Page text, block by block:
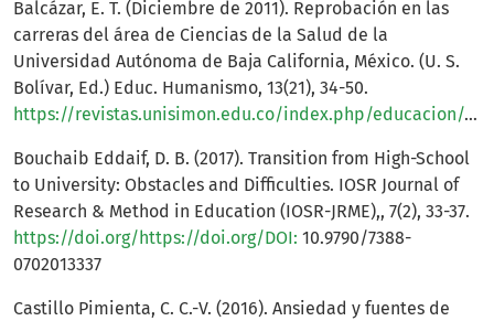
Balcázar, E. T. (Diciembre de 2011). Reprobación en las
carreras del área de Ciencias de la Salud de la
Universidad Autónoma de Baja California, México. (U. S.
Bolívar, Ed.) Educ. Humanismo, 13(21), 34-50.
https://revistas.unisimon.edu.co/index.php/educacion/article/view/2262
Bouchaib Eddaif, D. B. (2017). Transition from High-School
to University: Obstacles and Difficulties. IOSR Journal of
Research & Method in Education (IOSR-JRME),, 7(2), 33-37.
https://doi.org/https://doi.org/DOI: 10.9790/7388-
0702013337
Castillo Pimienta, C. C.-V. (2016). Ansiedad y fuentes de